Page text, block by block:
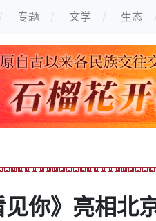
专题 文学 生态
你》亮相北